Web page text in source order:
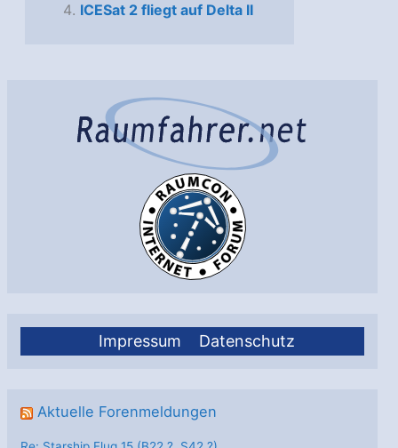
Impressum Datenschutz
Aktuelle Forenmeldungen
ICESat 2 fliegt auf Delta II